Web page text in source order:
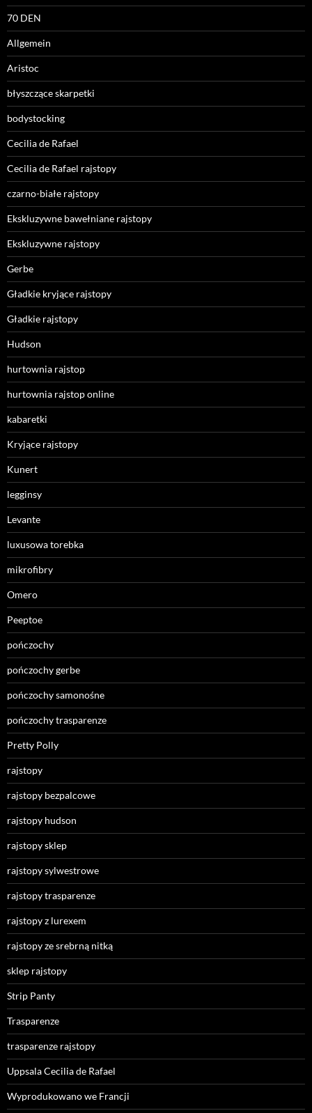
70 DEN
Allgemein
Aristoc
błyszczące skarpetki
bodystocking
Cecilia de Rafael
Cecilia de Rafael rajstopy
czarno-białe rajstopy
Ekskluzywne bawełniane rajstopy
Ekskluzywne rajstopy
Gerbe
Gładkie kryjące rajstopy
Gładkie rajstopy
Hudson
hurtownia rajstop
hurtownia rajstop online
kabaretki
Kryjące rajstopy
Kunert
legginsy
Levante
luxusowa torebka
mikrofibry
Omero
Peeptoe
pończochy
pończochy gerbe
pończochy samonośne
pończochy trasparenze
Pretty Polly
rajstopy
rajstopy bezpalcowe
rajstopy hudson
rajstopy sklep
rajstopy sylwestrowe
rajstopy trasparenze
rajstopy z lurexem
rajstopy ze srebrną nitką
sklep rajstopy
Strip Panty
Trasparenze
trasparenze rajstopy
Uppsala Cecilia de Rafael
Wyprodukowano we Francji